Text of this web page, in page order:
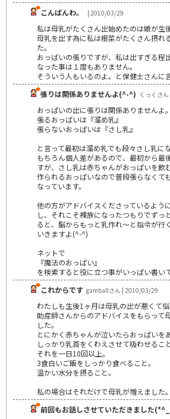
こんばんわ。
| 2010/03/29
私は母乳がたくさん出始めたのは娘が生
母乳を出す為に私は根菜がたくさん摂れ
た。
おっぱいの張りですが、私は出すぎる程
なった事は１度もありません。
そういう人もいるのよ。と保健士さんに
張りは関係ありませんよ(^-^) くっくさ
おっぱいの出に張りは関係ありませんよ。
張るおっぱいは『溜め乳』
張らないおっぱいは『さし乳』
と言って最初は溜め乳でも段々さし乳に
もちろん個人差があるので、最初から最
すが、さし乳は赤ちゃんがおっぱいを飲
作られるおっぱいなので普段張らなくて
なっています。
他の方がアドバイスくださっているよう
し、それこそ裸族になったつもりでずっ
ると、脳からもっと乳作れ～と指令が行
いきますよ(^-^)
ネットで
『魔法のおっぱい』
を検索すると役に立つ事がいっぱい書い
これからです gamballさん | 2010/03/29
わたしも生後1ヶ月は母乳の出が悪くて悩
助産師さんからのアドバイスをもらって
した。
とにかく赤ちゃんが泣いたらおっぱいを
しっかり乳首をくわえさせて吸わせること
それを一日10回以上。
3食白いご飯をしっかり食べること。
温かい水分を摂ること。
私の場合はそれだけで母乳が増えました。
前回もお話しさせていただきました